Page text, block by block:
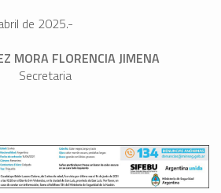
de 2025.-
MORA FLORENCIA JIMENA
Secretaria